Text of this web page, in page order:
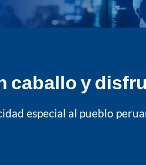
caballo y
especial al pueblo